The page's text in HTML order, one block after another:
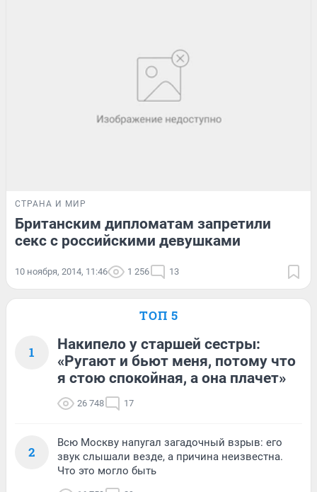
СТРАНА И МИР
Британским дипломатам запретили
секс с российскими девушками
10 ноября, 2014, 11:46 1 256 13
ТОП 5
1
Накипело у старшей сестры:
«Ругают и бьют меня, потому что
я стою спокойная, а она плачет»
26 748 17
2
Всю Москву напугал загадочный взрыв: его
звук слышали везде, а причина неизвестна.
Что это могло быть